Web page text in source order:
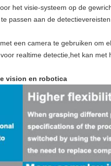
het visie-systeem op de
passen aan de
een camera te gebruiken om
realtime detectie,het kan
vision en robotica